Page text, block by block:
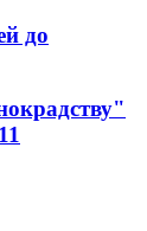
до
11